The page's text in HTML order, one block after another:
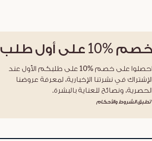
خصم %10 على أول طلب
احصلوا على خصم %10 على طلبكم الأول عند
الإشتراك في نشرتنا الإخبارية، لمعرفة عروضنا
الحصرية، ونصائح للعناية بالبشرة.
الشروط والأحكام